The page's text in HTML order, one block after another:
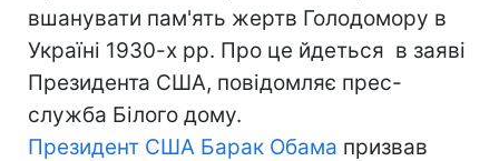
вшанувати пам'ять жертв Голодомору в
Україні 1930-х рр. Про це йдеться в заяві
Президента США, повідомляє прес-
служба Білого дому.
Президент США Барак Обама призвав